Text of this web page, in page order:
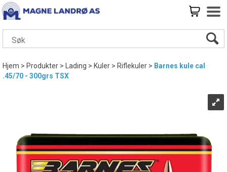
Hjem>Produkter> Lading>Kuler>Riflekuler> Barnes kule cal
.45/70 - 300grs TSX